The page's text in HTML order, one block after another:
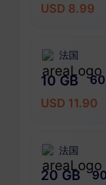
USD 8.99
法国
10 GB
USD 11.90
法国
20 GB